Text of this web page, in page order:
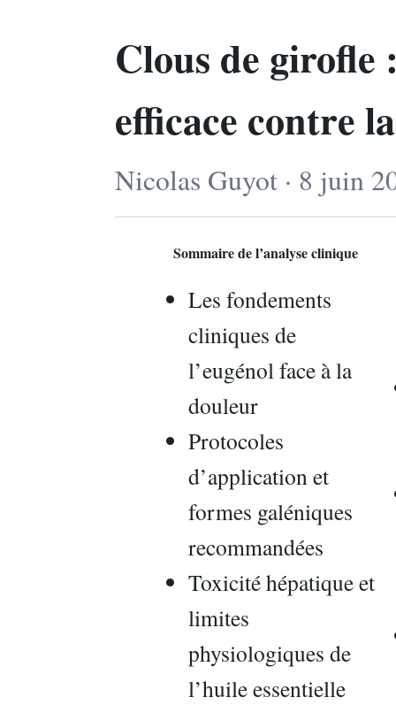
Clous de
efficace contre
Nicolas Guyot · 8 juin
Sommaire de l’analyse clinique
Les fondements
cliniques de
l’eugénol face à la
douleur
Protocoles
d’application et
formes galéniques
recommandées
Toxicité hépatique et
limites
physiologiques de
l’huile essentielle